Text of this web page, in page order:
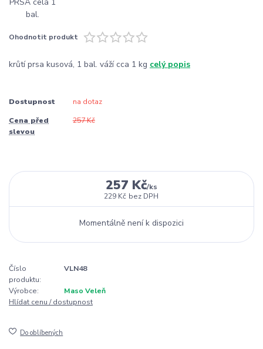
Ohodnotit produkt
krůtí prsa kusová, 1 bal. váží cca 1 kg celý popis
Dostupnost na dotaz
Cena před
slevou
257 Kč
257 Kč/ks
229 Kč bez DPH
Momentálně není k dispozici
Číslo
produktu:
VLN48
Výrobce:
Maso Veleň
Hlídat cenu / dostupnost
Do oblíbených